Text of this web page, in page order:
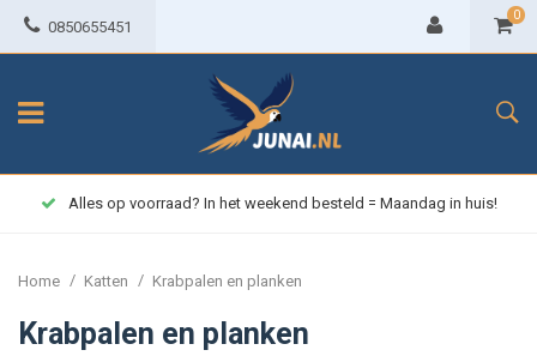
0850655451
0
Alles op voorraad? In het weekend besteld = Maandag in huis!
Home / Katten / Krabpalen en planken
Krabpalen en planken